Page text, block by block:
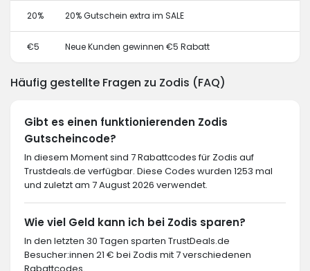
20% 20% Gutschein extra im SALE
€5 Neue Kunden gewinnen €5 Rabatt
Häufig gestellte Fragen zu Zodis (FAQ)
Gibt es einen funktionierenden Zodis
Gutscheincode?
In diesem Moment sind 7 Rabattcodes für Zodis auf
Trustdeals.de verfügbar. Diese Codes wurden 1253 mal
und zuletzt am 7 August 2026 verwendet.
Wie viel Geld kann ich bei Zodis sparen?
In den letzten 30 Tagen sparten TrustDeals.de
Besucher:innen 21 € bei Zodis mit 7 verschiedenen